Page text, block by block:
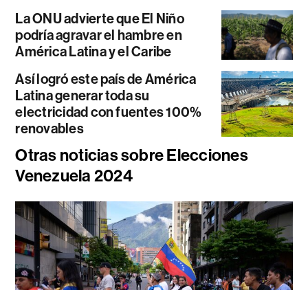
La ONU advierte que El Niño
podría agravar el hambre en
América Latina y el Caribe
Así logró este país de América
Latina generar toda su
electricidad con fuentes 100%
renovables
Otras noticias sobre Elecciones
Venezuela 2024